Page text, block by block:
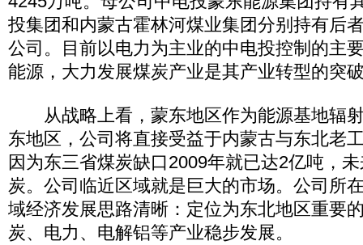
投集团和内蒙古霍林河煤业集团分别持有后
公司。目前以电力为主业的中电投控制的主
能源，大力发展煤炭产业是其产业转型的突
从战略上看，蒙东地区作为能源基地辐
东地区，公司将直接受益于内蒙古与东北老
因为东三省煤炭缺口2009年就已达2亿吨，
炭。公司临近区域就是巨大的市场。公司所
域经济发展思路清晰：定位为东北地区重要
炭、电力、电解铝等产业稳步发展。